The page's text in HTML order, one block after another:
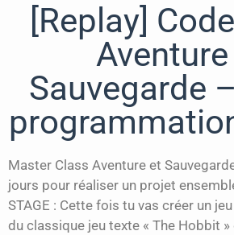
[Replay]
Sauvegarde
Master Class Aventure et
jours pour réaliser un projet
STAGE : Cette fois tu vas créer un
du classique jeu texte « The Hobbit »